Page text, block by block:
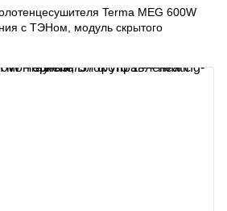
Terma MEG 600W
с ТЭНом, модуль скрытого